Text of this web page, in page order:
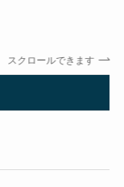
スクロールできます